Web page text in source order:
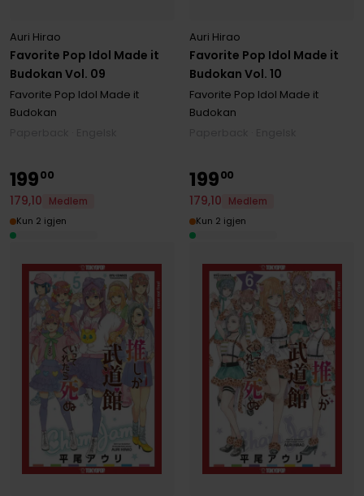
Favorite Pop Idol Made it
Budokan Vol. 09
Auri Hirao
Favorite Pop Idol Made it
Budokan
Favorite Pop Idol Made it
Budokan Vol. 10
Auri Hirao
Favorite Pop Idol Made it
Budokan
19900
179,10
Medlem
Kun 2 igjen
19900
179,10
Medlem
Kun 2 igjen